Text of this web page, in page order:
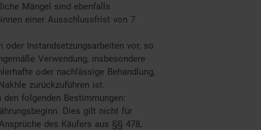
Mängel sind ebenfalls
einer Ausschlussfrist von 7
oder Instandsetzungsarbeiten vor, so
Verwendung, insbesondere
oder nachlässige Behandlung,
zurückzuführen ist.
folgenden Bestimmungen:
Dies gilt nicht für
des Käufers aus §§ 478,